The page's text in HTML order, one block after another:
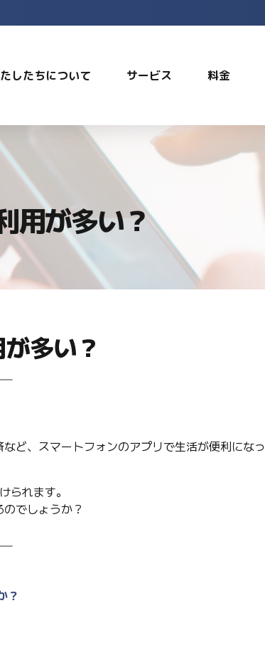
したちについて サービス 料金
用が多い？
多い？
ど、スマートフォンのアプリで生活が便利になっ
れます。
でしょうか？
？